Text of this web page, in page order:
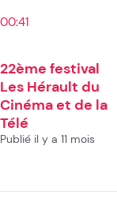
00:41
22ème festival
Les Hérault du
Cinéma et de la
Télé
Publié il y a 11 mois